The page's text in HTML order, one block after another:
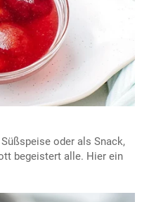
oder als Snack,
begeistert alle. Hier ein